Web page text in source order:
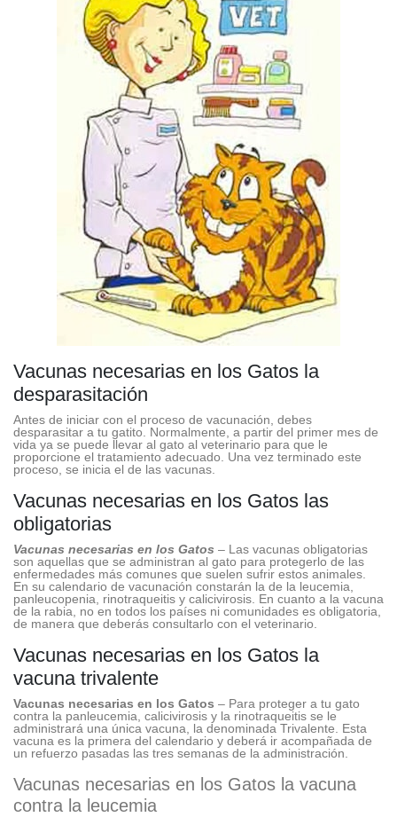
Vacunas necesarias en los Gatos la
desparasitación
Antes de iniciar con el proceso de vacunación, debes
desparasitar a tu gatito. Normalmente, a partir del primer mes de
vida ya se puede llevar al gato al veterinario para que le
proporcione el tratamiento adecuado. Una vez terminado este
proceso, se inicia el de las vacunas.
Vacunas necesarias en los Gatos las
obligatorias
Vacunas necesarias en los Gatos – Las vacunas obligatorias
son aquellas que se administran al gato para protegerlo de las
enfermedades más comunes que suelen sufrir estos animales.
En su calendario de vacunación constarán la de la leucemia,
panleucopenia, rinotraqueitis y calicivirosis. En cuanto a la vacuna
de la rabia, no en todos los países ni comunidades es obligatoria,
de manera que deberás consultarlo con el veterinario.
Vacunas necesarias en los Gatos la
vacuna trivalente
Vacunas necesarias en los Gatos – Para proteger a tu gato
contra la panleucemia, calicivirosis y la rinotraqueitis se le
administrará una única vacuna, la denominada Trivalente. Esta
vacuna es la primera del calendario y deberá ir acompañada de
un refuerzo pasadas las tres semanas de la administración.
Vacunas necesarias en los Gatos la vacuna
contra la leucemia